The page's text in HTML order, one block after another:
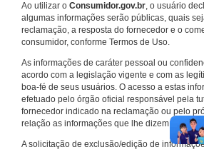
Ao utilizar o Consumidor.gov.br, o usuário
algumas informações serão públicas, quais
reclamação, a resposta do fornecedor e o
consumidor, conforme Termos de Uso.
As informações de caráter pessoal ou
acordo com a legislação vigente e com as
boa-fé de seus usuários. O acesso a estas
efetuado pelo órgão oficial responsável pela
fornecedor indicado na reclamação ou pelo
relação as informações que lhe dizem respeito.
A solicitação de exclusão/edição de